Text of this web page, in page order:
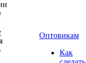
Оптовикам
Как